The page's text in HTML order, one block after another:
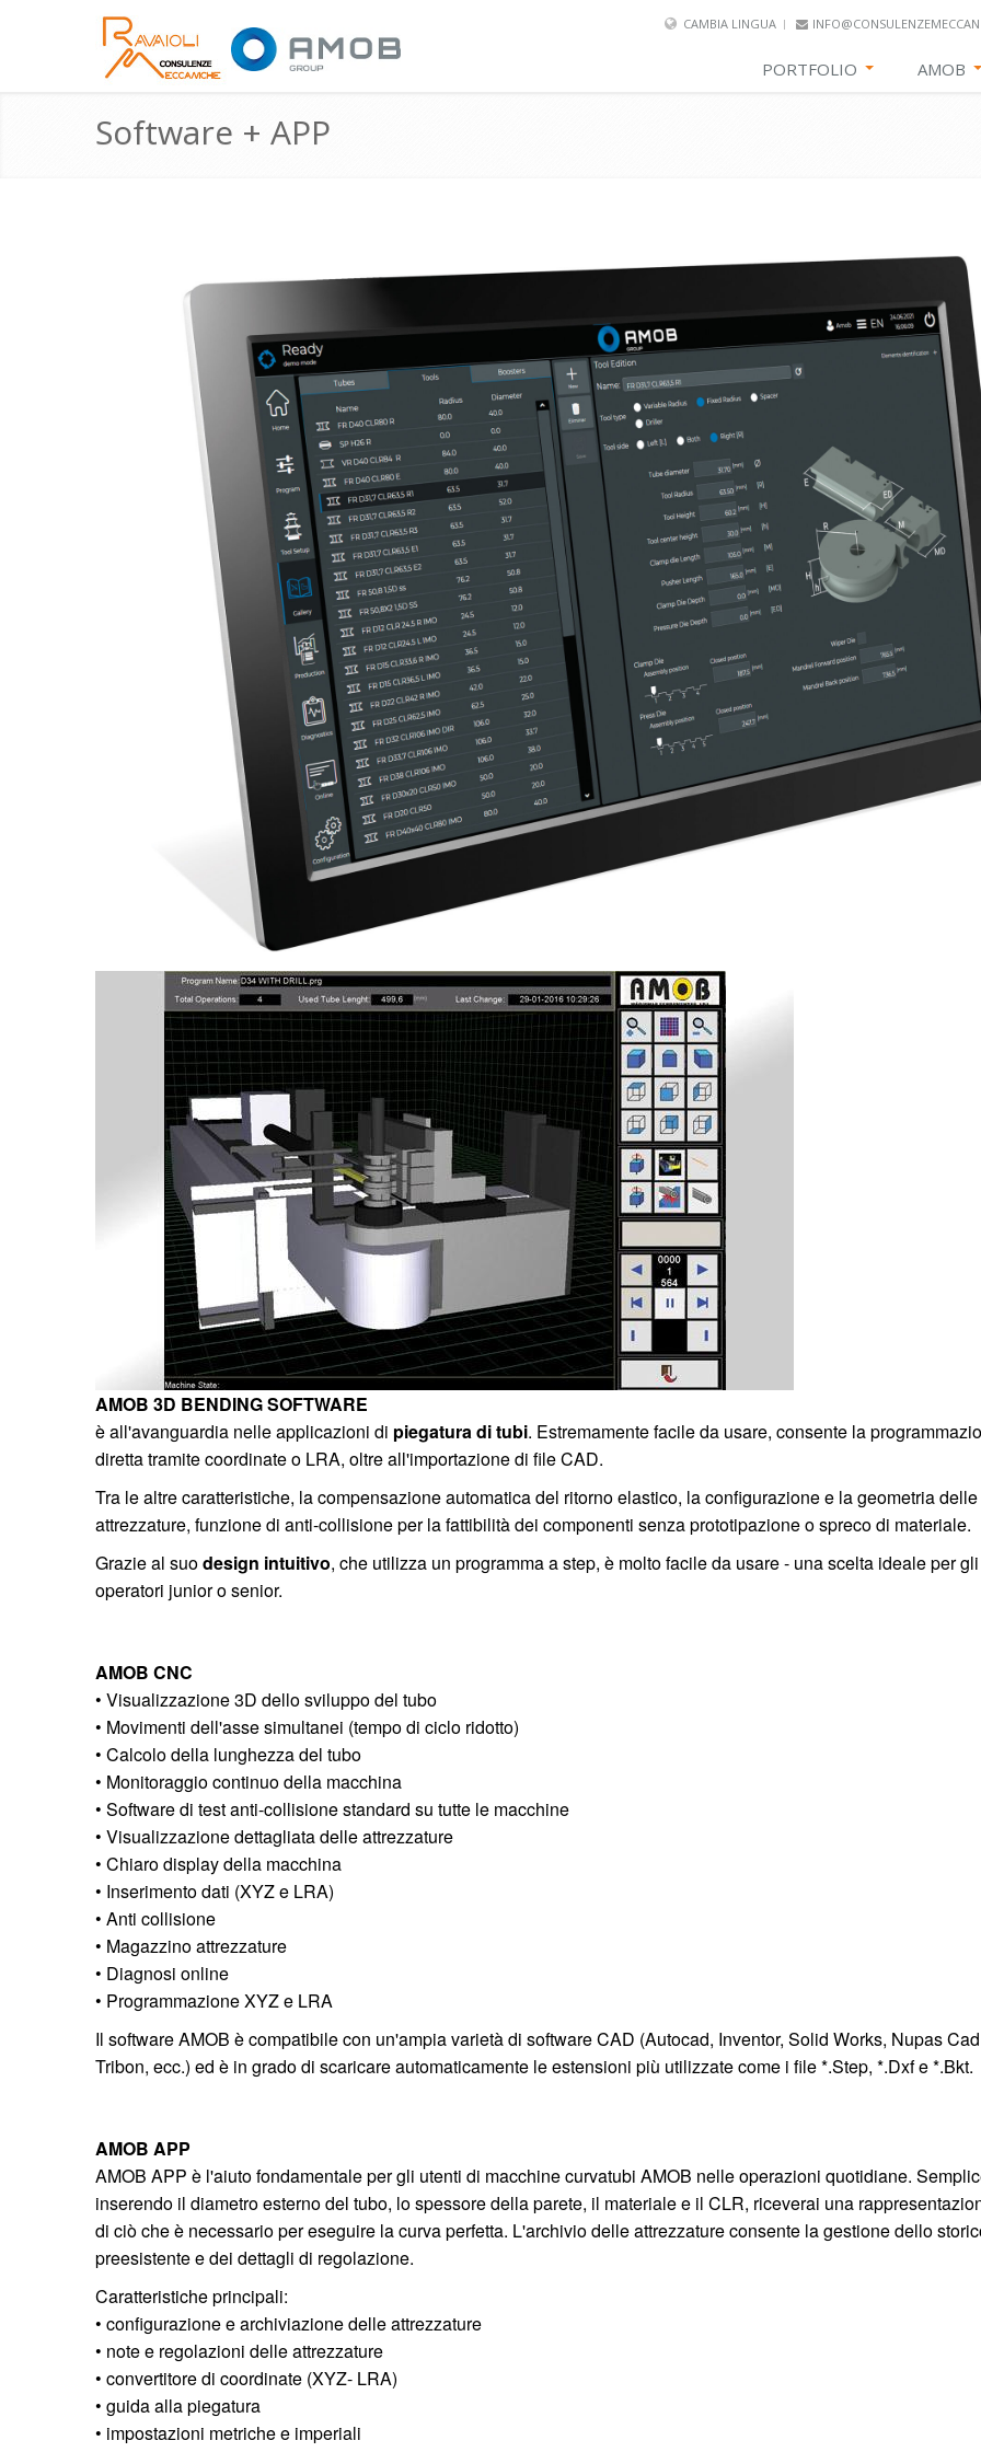
CAMBIA LINGUA
PORTFOLIO AMOB
Software + APP
AMOB 3D BENDING SOFTWARE
è all'avanguardia nelle applicazioni di piegatura di tubi. Estremamente facile da usare, consente la
diretta tramite coordinate o LRA, oltre all'importazione di file CAD.
Tra le altre caratteristiche, la compensazione automatica del ritorno elastico, la configurazione e la geometria delle
attrezzature, funzione di anti-collisione per la fattibilità dei componenti senza prototipazione o spreco di materiale.
Grazie al suodesign intuitivo, che utilizza un programma a step, è molto facile da usare - una scelta ideale per gli
operatori junior o senior.
AMOB CNC
• Visualizzazione 3D dello sviluppo del tubo
• Movimenti dell'asse simultanei (tempo di ciclo ridotto)
• Calcolo della lunghezza del tubo
• Monitoraggio continuo della macchina
• Software di test anti-collisione standard su tutte le macchine
• Visualizzazione dettagliata delle attrezzature
• Chiaro display della macchina
• Inserimento dati (XYZ e LRA)
• Anti collisione
• Magazzino attrezzature
• Diagnosi online
• Programmazione XYZ e LRA
Il software AMOB è compatibile con un'ampia varietà di software CAD (Autocad, Inventor, Solid Works, Nupas
Tribon, ecc.) ed è in grado di scaricare automaticamente le estensioni più utilizzate come i file *.Step, *.Dxf e *.Bkt.
AMOB APP
AMOB APP è l'aiuto fondamentale per gli utenti di macchine curvatubi AMOB nelle operazioni quotidiane.
inserendo il diametro esterno del tubo, lo spessore della parete, il materiale e il CLR, riceverai una
di ciò che è necessario per eseguire la curva perfetta. L'archivio delle attrezzature consente la gestione dello
preesistente e dei dettagli di regolazione.
Caratteristiche principali:
• configurazione e archiviazione delle attrezzature
• note e regolazioni delle attrezzature
• convertitore di coordinate (XYZ- LRA)
• guida alla piegatura
• impostazioni metriche e imperiali